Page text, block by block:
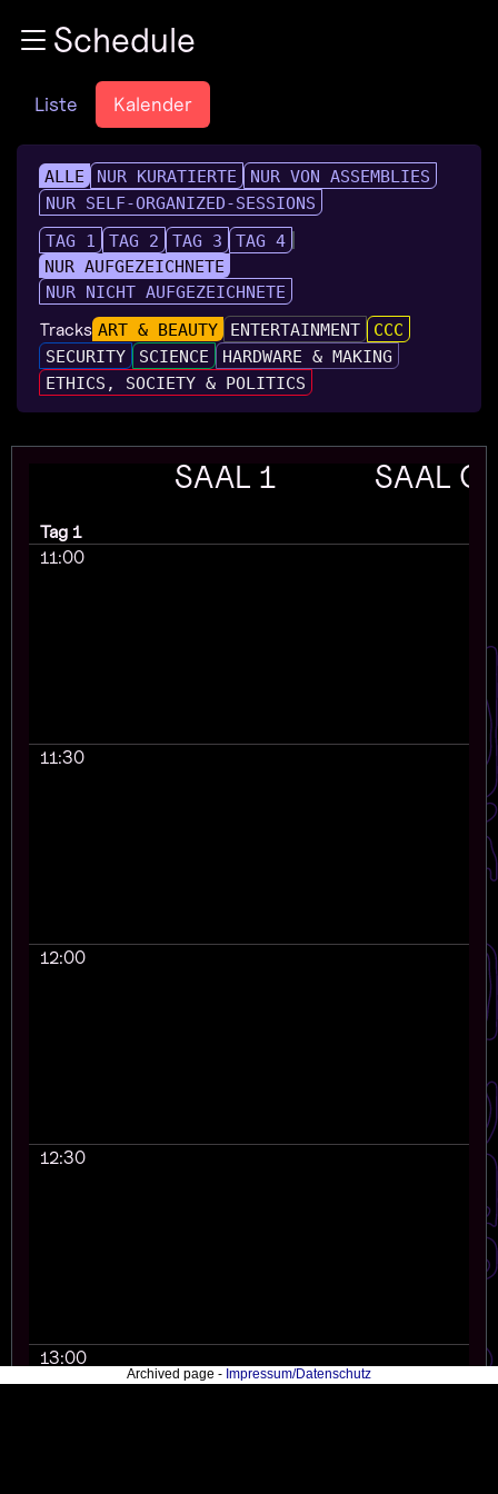
Zum InhaltSchedule
Liste Kalender
ALLE NUR KURATIERTE
NUR VON ASSEMBLIES
NUR SELF-ORGANIZED-SESSIONS
TAG 1
TAG 2 TAG 3
TAG 4
NUR AUFGEZEICHNETE
NUR NICHT AUFGEZEICHNETE
Tracks ART & BEAUTY ENTERTAINMENT
CCC
SECURITY
SCIENCE
HARDWARE & MAKING
ETHICS, SOCIETY & POLITICS
Tag 1
11:00
11:30
12:00
12:30
13:00
SAAL 1 SAAL
Archived page - Impressum/Datenschutz